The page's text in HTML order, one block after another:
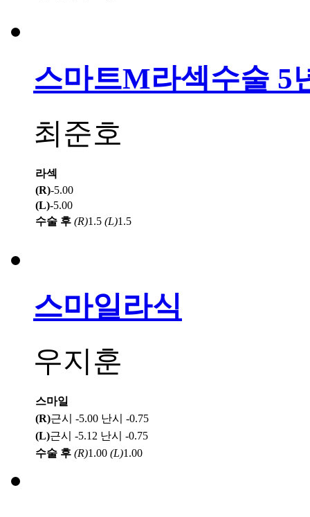
스마트M라섹수술 5
최준호
라섹
(R)-5.00
(L)-5.00
수술 후 (R)1.5 (L)1.5
스마일라식
우지훈
스마일
(R)근시 -5.00 난시 -0.75
(L)근시 -5.12 난시 -0.75
수술 후 (R)1.00 (L)1.00